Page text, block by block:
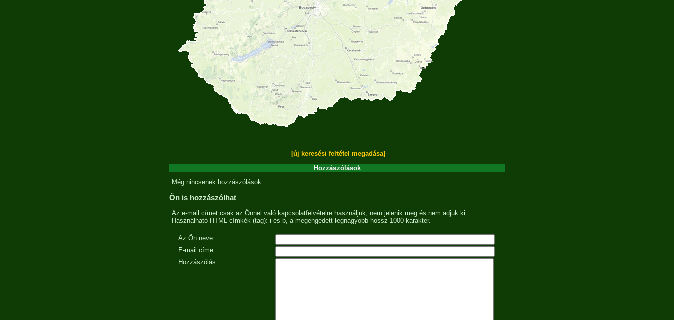
[új keresési feltétel megadása]
Hozzászólások
Még nincsenek hozzászólások.
Ön is hozzászólhat
Az e-mail címet csak az Önnel való kapcsolatfelvételre használjuk, nem jelenik meg és nem adjuk ki.
Használható HTML címkék (tag): i és b, a megengedett legnagyobb hossz 1000 karakter.
Az Ön neve:
E-mail címe:
Hozzászólás: